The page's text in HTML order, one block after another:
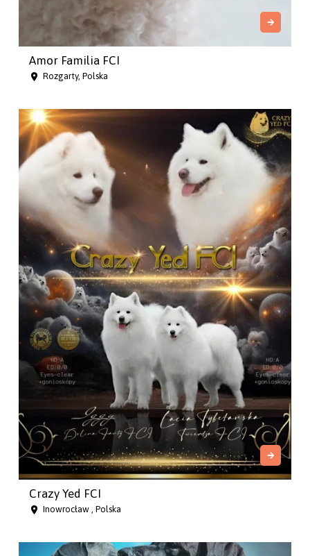
Amor Familia FCI
Rozgarty, Polska
Crazy Yed FCI
Inowrocław , Polska